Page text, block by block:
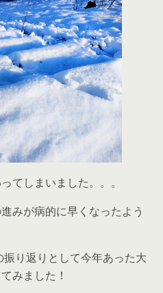
てしまいました。。。
みが病的に早くなったよう
り返りとして今年あった大
みました！